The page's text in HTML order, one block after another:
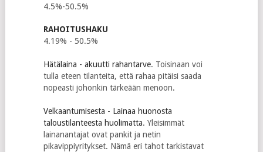
4.5%-50.5%
RAHOITUSHAKU
4.19% - 50.5%
Hätälaina - akuutti rahantarve. Toisinaan voi
tulla eteen tilanteita, että rahaa pitäisi saada
nopeasti johonkin tärkeään menoon.
Velkaantumisesta - Lainaa huonosta
taloustilanteesta huolimatta. Yleisimmät
lainanantajat ovat pankit ja netin
pikavippiyritykset. Nämä eri tahot tarkistavat